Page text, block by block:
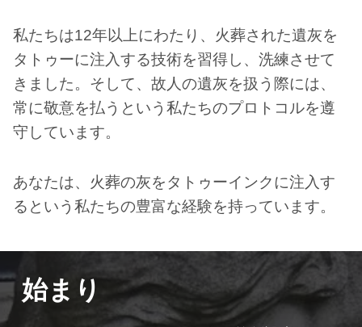
私たちは12年以上にわたり、火葬された遺灰を
タトゥーに注入する技術を習得し、洗練させて
きました。そして、故人の遺灰を扱う際には、
常に敬意を払うという私たちのプロトコルを遵
守しています。
あなたは、火葬の灰をタトゥーインクに注入す
るという私たちの豊富な経験を持っています。
始まり